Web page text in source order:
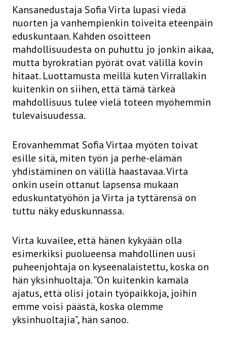
Kansanedustaja Sofia Virta lupasi viedä
nuorten ja vanhempienkin toiveita eteenpäin
eduskuntaan. Kahden osoitteen
mahdollisuudesta on puhuttu jo jonkin aikaa,
mutta byrokratian pyörät ovat välillä kovin
hitaat. Luottamusta meillä kuten Virrallakin
kuitenkin on siihen, että tämä tärkeä
mahdollisuus tulee vielä toteen myöhemmin
tulevaisuudessa.
Erovanhemmat Sofia Virtaa myöten toivat
esille sitä, miten työn ja perhe-elämän
yhdistäminen on välillä haastavaa. Virta
onkin usein ottanut lapsensa mukaan
eduskuntatyöhön ja Virta ja tyttärensä on
tuttu näky eduskunnassa.
Virta kuvailee, että hänen kykyään olla
esimerkiksi puolueensa mahdollinen uusi
puheenjohtaja on kyseenalaistettu, koska on
hän yksinhuoltaja. ”On kuitenkin kamala
ajatus, että olisi jotain työpaikkoja, joihin
emme voisi päästä, koska olemme
yksinhuoltajia”, hän sanoo.